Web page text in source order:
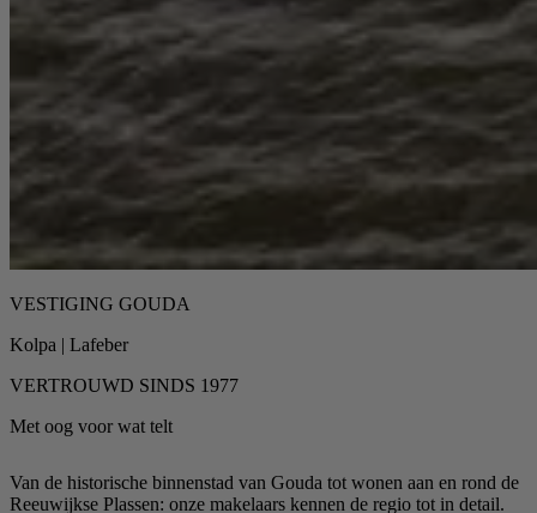
VESTIGING GOUDA
Kolpa | Lafeber
VERTROUWD SINDS 1977
Met oog voor wat telt
Van de historische binnenstad van Gouda tot wonen aan en rond de
Reeuwijkse Plassen: onze makelaars kennen de regio tot in detail.